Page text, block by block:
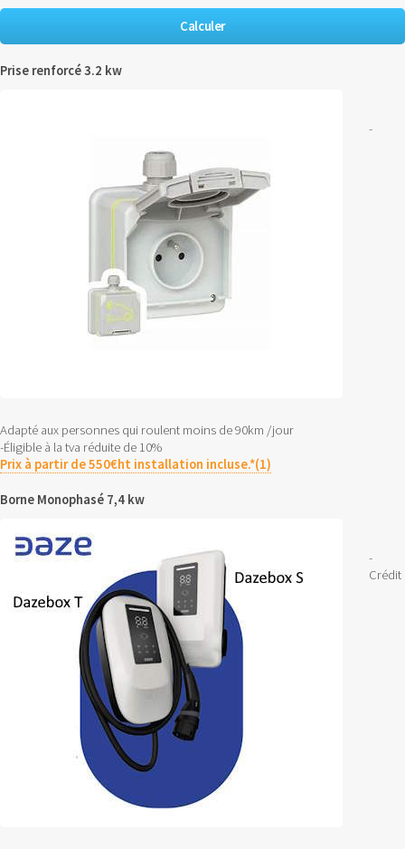
Prise renforcé 3.2 kw
-
Adapté aux personnes qui roulent moins de 90km /jour
-Éligible à la tva réduite de 10%
Prix à partir de 550€ht installation incluse.*(1)
Borne Monophasé 7,4 kw
-
Crédit